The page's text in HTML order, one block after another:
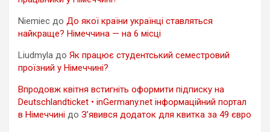
Niemiec до До якої країни українці ставляться
найкраще? Німеччина — на 6 місці
Liudmyla до Як працює студентський семестровий
проїзний у Німеччині?
Впродовж квітня встигніть оформити підписку на
Deutschlandticket • inGermany.net інформаційний портал
в Німеччині до З’явився додаток для квитка за 49 євро